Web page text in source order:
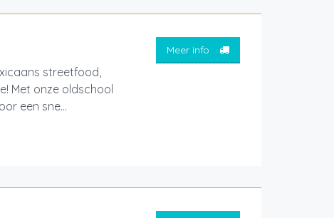
streetfood,
Met onze oldschool
een sne...
Meer info